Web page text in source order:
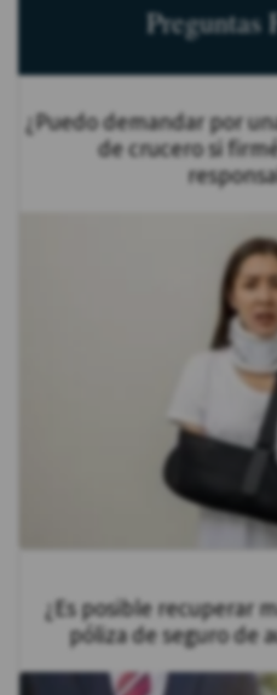
Preguntas
¿Puedo demandar por
de crucero si
¿Es posible recuperar
póliza de seguro de